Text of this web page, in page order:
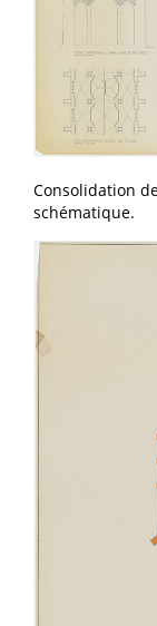
Consolidation
schématique.